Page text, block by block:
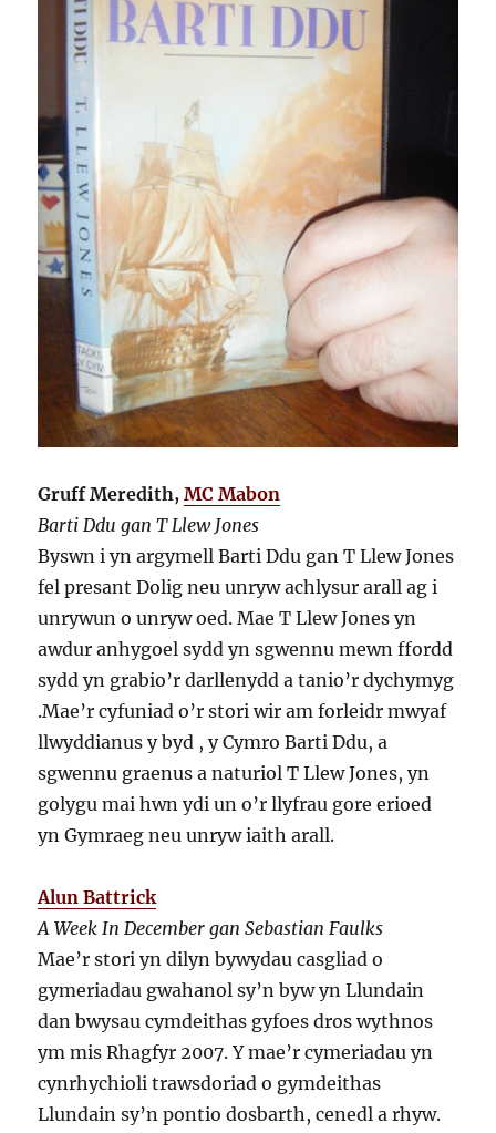
Gruff Meredith,MC Mabon
Barti Ddu gan T Llew Jones
Byswn i yn argymell Barti Ddu gan T Llew Jones
fel presant Dolig neu unryw achlysur arall ag i
unrywun o unryw oed. Mae T Llew Jones yn
awdur anhygoel sydd yn sgwennu mewn ffordd
sydd yn grabio’r darllenydd a tanio’r dychymyg
.Mae’r cyfuniad o’r stori wir am forleidr mwyaf
llwyddianus y byd , y Cymro Barti Ddu, a
sgwennu graenus a naturiol T Llew Jones, yn
golygu mai hwn ydi un o’r llyfrau gore erioed
yn Gymraeg neu unryw iaith arall.
Alun Battrick
A Week In December gan Sebastian Faulks
Mae’r stori yn dilyn bywydau casgliad o
gymeriadau gwahanol sy’n byw yn Llundain
dan bwysau cymdeithas gyfoes dros wythnos
ym mis Rhagfyr 2007. Y mae’r cymeriadau yn
cynrhychioli trawsdoriad o gymdeithas
Llundain sy’n pontio dosbarth, cenedl a rhyw.